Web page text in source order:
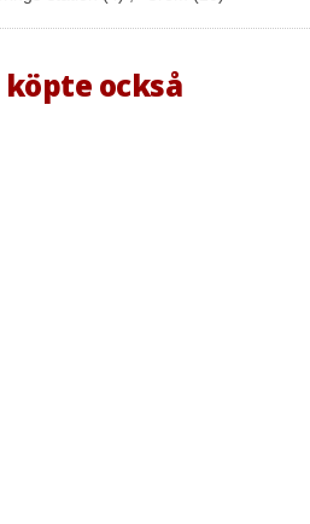
också